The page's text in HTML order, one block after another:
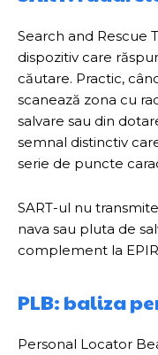
Search and Rescue
dispozitiv care
căutare. Practic,
scanează zona cu
salvare sau din
semnal distinctiv
serie de puncte
SART-ul nu
nava sau pluta de
complement la
PLB: baliza
Personal Locator